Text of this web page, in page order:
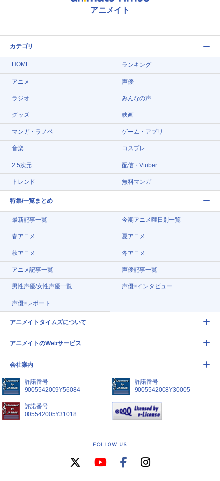
アニメイト
カテゴリ
HOME ランキング
アニメ 声優
ラジオ みんなの声
グッズ 映画
マンガ・ラノベ ゲーム・アプリ
音楽 コスプレ
2.5次元 配信・Vtuber
トレンド 無料マンガ
特集/一覧まとめ
最新記事一覧 今期アニメ曜日別一覧
春アニメ 夏アニメ
秋アニメ 冬アニメ
アニメ記事一覧 声優記事一覧
男性声優/女性声優一覧 声優×インタビュー
声優×レポート
アニメイトタイムズについて
アニメイトのWebサービス
会社案内
許諾番号
9005542009Y56084
許諾番号
9005542008Y30005
許諾番号
005542005Y31018
FOLLOW US